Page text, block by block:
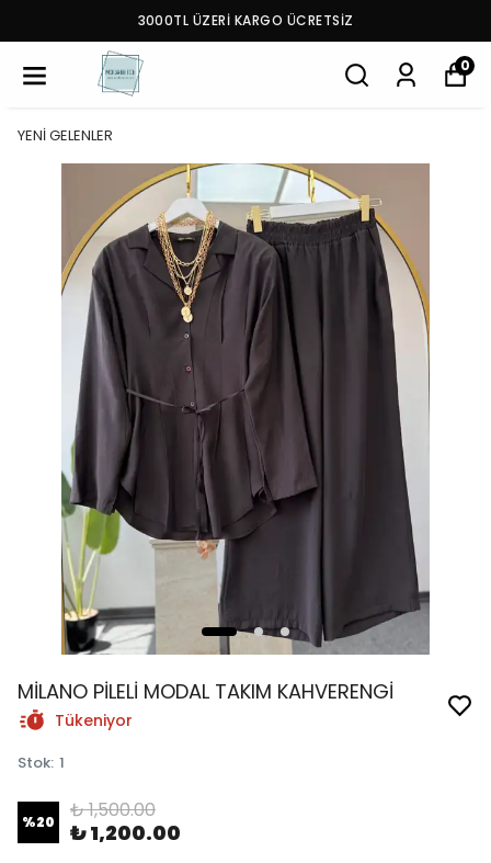
3000TL ÜZERİ KARGO ÜCRETSİZ
0
YENİ GELENLER
MİLANO PİLELİ MODAL TAKIM KAHVERENGİ
Tükeniyor
Stok: 1
%20 ₺ 1,500.00
₺ 1,200.00